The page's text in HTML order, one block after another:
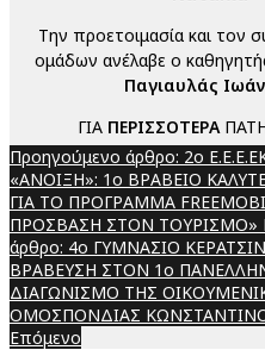
Την προετοιμασία και τον
ομάδων ανέλαβε ο
Παγιαυλάς
ΓΙΑ ΠΕΡΙΣΣΟΤΕΡΑ
Προηγούμενο άρθρο: 2ο
«ΑΝΟΙΞΗ»: 1ο ΒΡΑΒΕΙΟ
ΓΙΑ ΤΟ ΠΡΟΓΡΑΜΜΑ
ΠΡΟΣΒΑΣΗ ΣΤΟΝ ΤΟΥΡΙΣΜΟ»
άρθρο: 4ο ΓΥΜΝΑΣΙΟ
ΒΡΑΒΕΥΣΗ ΣΤΟΝ 1ο
ΔΙΑΓΩΝΙΣΜΟ ΤΗΣ
ΟΜΟΣΠΟΝΔΙΑΣ
Επόμενο